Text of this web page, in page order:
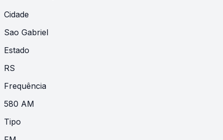
Cidade
Sao Gabriel
Estado
RS
Frequência
580 AM
Tipo